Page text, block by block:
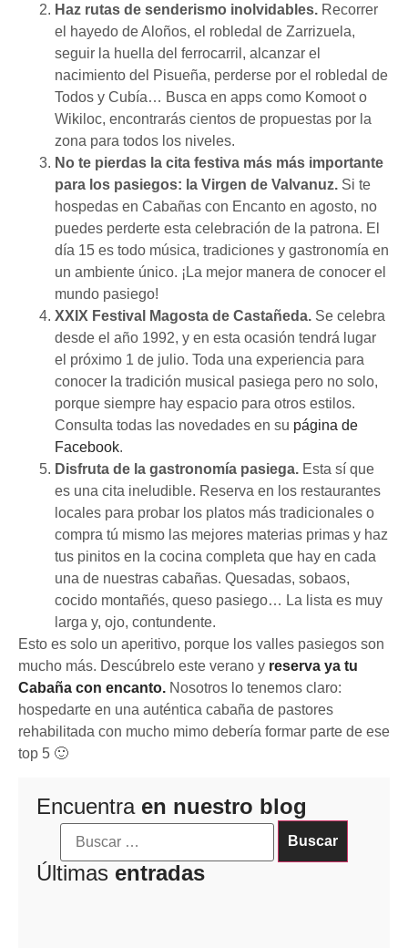
Haz rutas de senderismo inolvidables. Recorrer
el hayedo de Aloños, el robledal de Zarrizuela,
seguir la huella del ferrocarril, alcanzar el
nacimiento del Pisueña, perderse por el robledal de
Todos y Cubía… Busca en apps como Komoot o
Wikiloc, encontrarás cientos de propuestas por la
zona para todos los niveles.
No te pierdas la cita festiva más más importante
para los pasiegos: la Virgen de Valvanuz. Si te
hospedas en Cabañas con Encanto en agosto, no
puedes perderte esta celebración de la patrona. El
día 15 es todo música, tradiciones y gastronomía en
un ambiente único. ¡La mejor manera de conocer el
mundo pasiego!
XXIX Festival Magosta de Castañeda. Se celebra
desde el año 1992, y en esta ocasión tendrá lugar
el próximo 1 de julio. Toda una experiencia para
conocer la tradición musical pasiega pero no solo,
porque siempre hay espacio para otros estilos.
Consulta todas las novedades en su página de
Facebook.
Disfruta de la gastronomía pasiega. Esta sí que
es una cita ineludible. Reserva en los restaurantes
locales para probar los platos más tradicionales o
compra tú mismo las mejores materias primas y haz
tus pinitos en la cocina completa que hay en cada
una de nuestras cabañas. Quesadas, sobaos,
cocido montañés, queso pasiego… La lista es muy
larga y, ojo, contundente.
Esto es solo un aperitivo, porque los valles pasiegos son
mucho más. Descúbrelo este verano y reserva ya tu
Cabaña con encanto. Nosotros lo tenemos claro:
hospedarte en una auténtica cabaña de pastores
rehabilitada con mucho mimo debería formar parte de ese
top 5 🙂
Encuentra en nuestro blog
Últimas entradas